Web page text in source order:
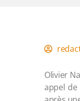
Olivier
appel de